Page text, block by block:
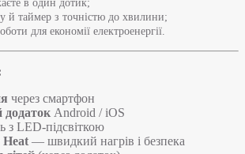
в один дотик;
й таймер з точністю до хвилини;
для економії електроенергії.
через смартфон
додаток Android / iOS
з LED-підсвіткою
Heat — швидкий нагрів і безпека